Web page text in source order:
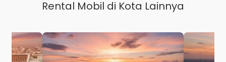
Rental Mobil di Kota Lainnya